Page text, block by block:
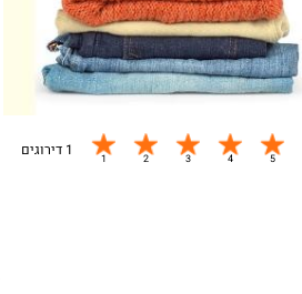
1 דירוגים